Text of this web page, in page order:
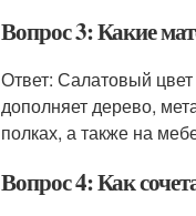
Вопрос 3: Какие
Ответ: Салатовый
дополняет дерево,
полках, а также на
Вопрос 4: Как